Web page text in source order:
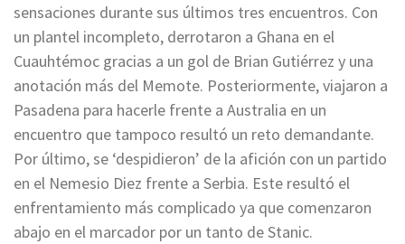
sensaciones durante sus últimos tres encuentros. Con
un plantel incompleto, derrotaron a Ghana en el
Cuauhtémoc gracias a un gol de Brian Gutiérrez y una
anotación más del Memote. Posteriormente, viajaron a
Pasadena para hacerle frente a Australia en un
encuentro que tampoco resultó un reto demandante.
Por último, se ‘despidieron’ de la afición con un partido
en el Nemesio Diez frente a Serbia. Este resultó el
enfrentamiento más complicado ya que comenzaron
abajo en el marcador por un tanto de Stanic.